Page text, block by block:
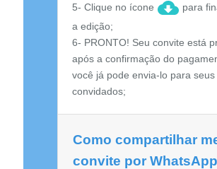
5- Clique no ícone
para
a edição;
6- PRONTO! Seu convite está
após a confirmação do
você já pode envia-lo para seus
convidados;
Como compartilhar
convite por